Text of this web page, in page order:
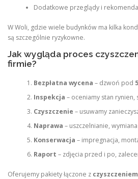
Dodatkowe przeglądy i
W Woli, gdzie wiele budynków ma kilka
są szczególnie ryzykowne.
Jak wygląda proces
firmie?
Bezpłatna wycena – dzwoń pod
Inspekcja – oceniamy stan
Czyszczenie – usuwamy
Naprawa – uszczelnianie,
Konserwacja – impregnacja,
Raport – zdjęcia przed i po,
Oferujemy pakiety łączone z